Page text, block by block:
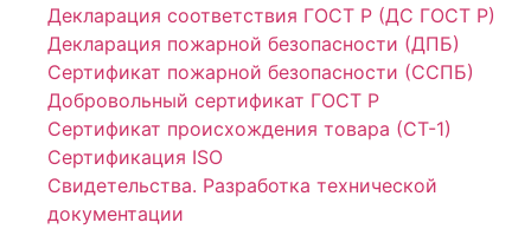
Декларация соответствия ГОСТ Р (ДС ГОСТ Р)
Декларация пожарной безопасности (ДПБ)
Сертификат пожарной безопасности (ССПБ)
Добровольный сертификат ГОСТ Р
Сертификат происхождения товара (СТ-1)
Сертификация ISO
Свидетельства. Разработка технической
документации